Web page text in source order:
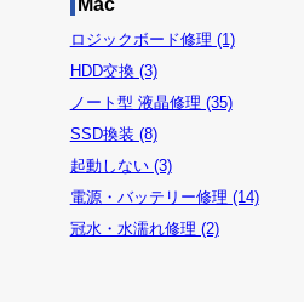
ロジックボード修理 (1)
HDD交換 (3)
ノート型 液晶修理 (35)
SSD換装 (8)
起動しない (3)
電源・バッテリー修理 (14)
冠水・水濡れ修理 (2)